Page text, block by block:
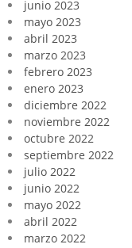
junio 2023
mayo 2023
abril 2023
marzo 2023
febrero 2023
enero 2023
diciembre 2022
noviembre 2022
octubre 2022
septiembre 2022
julio 2022
junio 2022
mayo 2022
abril 2022
marzo 2022